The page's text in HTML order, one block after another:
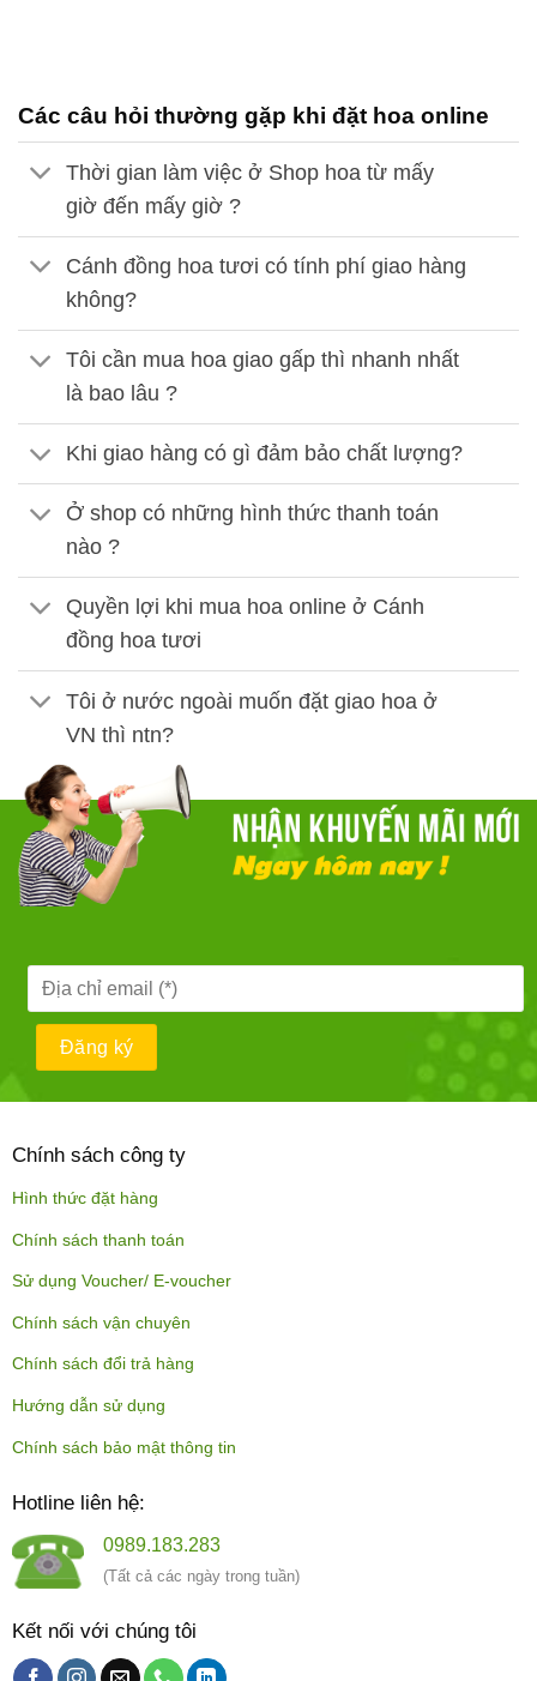
Các câu hỏi thường gặp khi đặt hoa online
Thời gian làm việc ở Shop hoa từ mấy
giờ đến mấy giờ ?
Cánh đồng hoa tươi có tính phí giao hàng
không?
Tôi cần mua hoa giao gấp thì nhanh nhất
là bao lâu ?
Khi giao hàng có gì đảm bảo chất lượng?
Ở shop có những hình thức thanh toán
nào ?
Quyền lợi khi mua hoa online ở Cánh
đồng hoa tươi
Tôi ở nước ngoài muốn đặt giao hoa ở
VN thì ntn?
Chính sách công ty
Hình thức đặt hàng
Chính sách thanh toán
Sử dụng Voucher/ E-voucher
Chính sách vận chuyên
Chính sách đổi trả hàng
Hướng dẫn sử dụng
Chính sách bảo mật thông tin
Hotline liên hệ:
0989.183.283
(Tất cả các ngày trong tuần)
Kết nối với chúng tôi